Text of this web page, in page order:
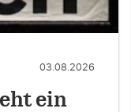
03.08.2026
ein